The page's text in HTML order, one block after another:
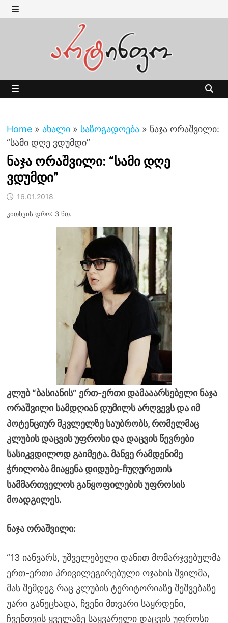
Skip
to MENU
Home » ახალი » საზოგადოება » ნაჯა ორაშვილი:
“სამი დღე ვდუმდი”
ნაჯა ორაშვილი: “სამი დღე
ვდუმდი”
16.01.2018
კითხვის დრო: 3 წთ.
კლუბ “ბასიანის” ერთ-ერთი დამააარსებელი ნაჯა
ორაშვილი სამდღიან დუმილს არღვევს და იმ
პოტენციურ მკვლელზე საუბრობს, რომელმაც
კლუბის დაცვის უფროსი და დაცვის წევრები
სასიკვდილოდ გაიმეტა. მანვე რამდენიმე
ჭრილობა მიაყენა დიდუბე-ჩუღურეთის
სამმართველოს განყოფილების უფროსის
მოადგილეს.
ნაჯა ორაშვილი:
“13 იანვარს, უშველებელი დანით მომარჯვებულმა
ერთ-ერთი პრივილეგირებული ოჯახის შვილმა,
მას შემდეგ რაც კლუბის ტერიტორიაზე შეშვებაზე
უარი განეცხადა, ჩვენი მთვარი საყრდენი,
ჩვენთვის ყველაზე საყვარელი დაცვის უფროსი